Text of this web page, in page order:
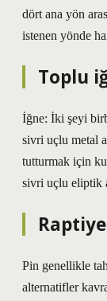
dört ana yön
istenen yönde
Toplu
İğne: İki şeyi
sivri uçlu metal
tutturmak için
sivri uçlu eliptik
Pin genellikle
alternatifler